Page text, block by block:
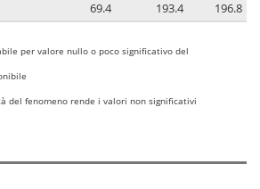
69.4 193.4 196.8
per valore nullo o poco significativo del
del fenomeno rende i valori non significativi